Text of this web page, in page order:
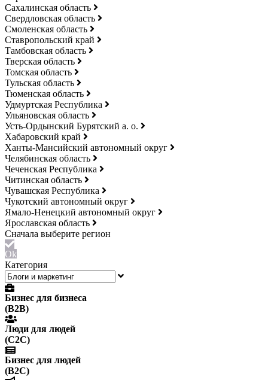
Сахалинская область
Свердловская область
Смоленская область
Ставропольский край
Тамбовская область
Тверская область
Томская область
Тульская область
Тюменская область
Удмуртская Республика
Ульяновская область
Усть-Ордынский Бурятский а. о.
Хабаровский край
Ханты-Мансийский автономный округ
Челябинская область
Чеченская Республика
Читинская область
Чувашская Республика
Чукотский автономный округ
Ямало-Ненецкий автономный округ
Ярославская область
Ok
Категория
Бизнес для бизнеса
(B2B)
Люди для людей
(С2С)
Бизнес для людей
(B2C)